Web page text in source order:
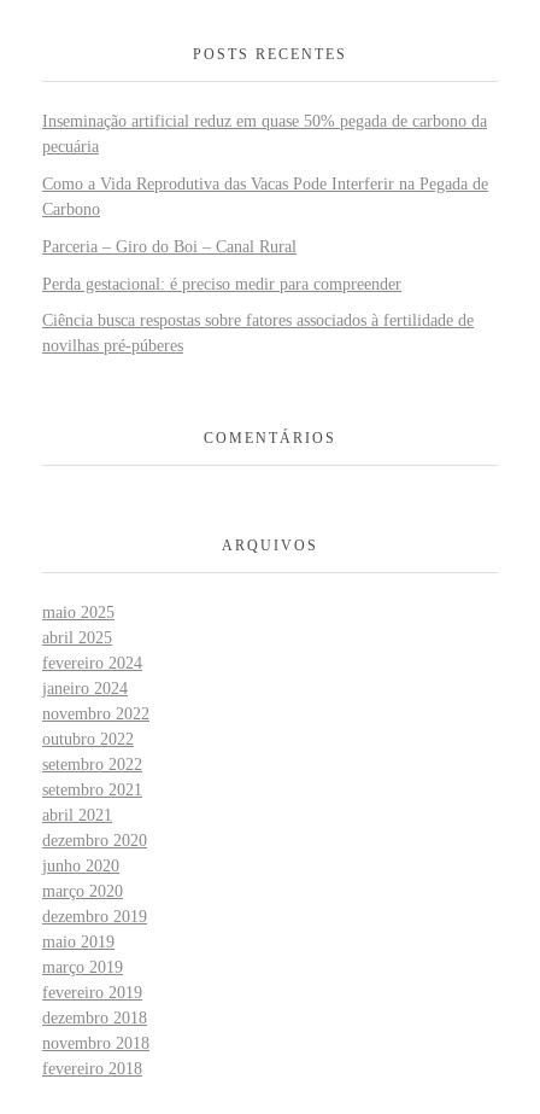
POSTS RECENTES
Inseminação artificial reduz em quase 50% pegada de carbono da
pecuária
Como a Vida Reprodutiva das Vacas Pode Interferir na Pegada de
Carbono
Parceria – Giro do Boi – Canal Rural
Perda gestacional: é preciso medir para compreender
Ciência busca respostas sobre fatores associados à fertilidade de
novilhas pré-púberes
COMENTÁRIOS
ARQUIVOS
maio 2025
abril 2025
fevereiro 2024
janeiro 2024
novembro 2022
outubro 2022
setembro 2022
setembro 2021
abril 2021
dezembro 2020
junho 2020
março 2020
dezembro 2019
maio 2019
março 2019
fevereiro 2019
dezembro 2018
novembro 2018
fevereiro 2018